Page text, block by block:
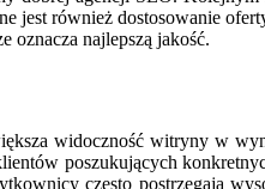
jest również dostosowanie
oznacza najlepszą jakość.
widoczność witryny w
poszukujących
często postrzegają